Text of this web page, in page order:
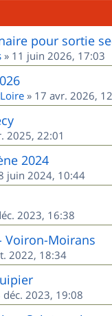
pour sortie
» 11 juin 2026, 17:03
» 17 avr. 2026,
2025, 22:01
2024
juin 2024, 10:44
2023, 16:38
Voiron-Moirans
2022, 18:34
déc. 2023, 19:08